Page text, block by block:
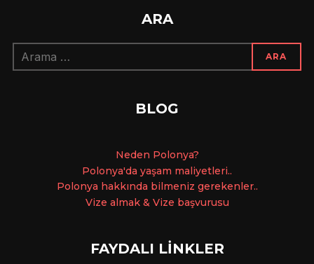
ARA
Arama:
ARA
BLOG
Neden Polonya?
Polonya'da yaşam maliyetleri..
Polonya hakkında bilmeniz gerekenler..
Vize almak & Vize başvurusu
FAYDALI LİNKLER